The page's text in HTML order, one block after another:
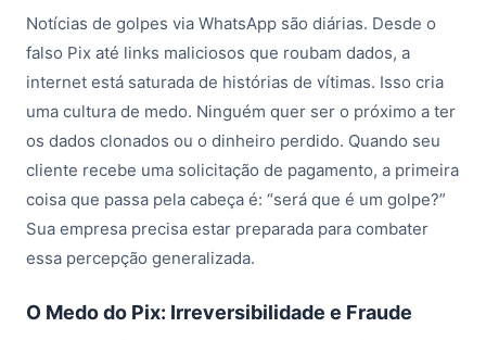
Notícias de golpes via WhatsApp são diárias. Desde o
falso Pix até links maliciosos que roubam dados, a
internet está saturada de histórias de vítimas. Isso cria
uma cultura de medo. Ninguém quer ser o próximo a ter
os dados clonados ou o dinheiro perdido. Quando seu
cliente recebe uma solicitação de pagamento, a primeira
coisa que passa pela cabeça é: “será que é um golpe?”
Sua empresa precisa estar preparada para combater
essa percepção generalizada.
O Medo do Pix: Irreversibilidade e Fraude